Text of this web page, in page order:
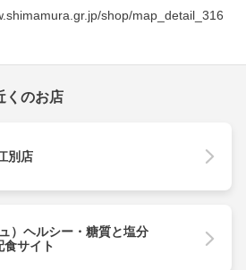
shop/map_detail_316
くのお店
別店
）ヘルシー・糖質と塩分
食サイト